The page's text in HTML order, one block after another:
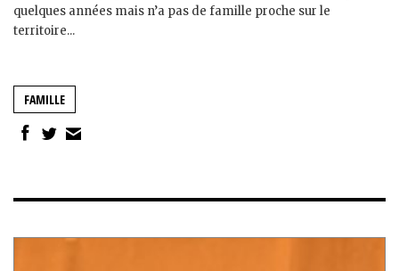
quelques années mais n’a pas de famille proche sur le
territoire...
FAMILLE